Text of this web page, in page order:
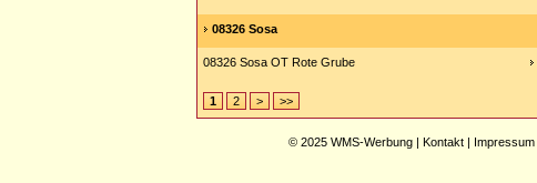
08326 Sosa
08326 Sosa OT Rote Grube
1 2 > >>
© 2025 WMS-Werbung | Kontakt | Impressum